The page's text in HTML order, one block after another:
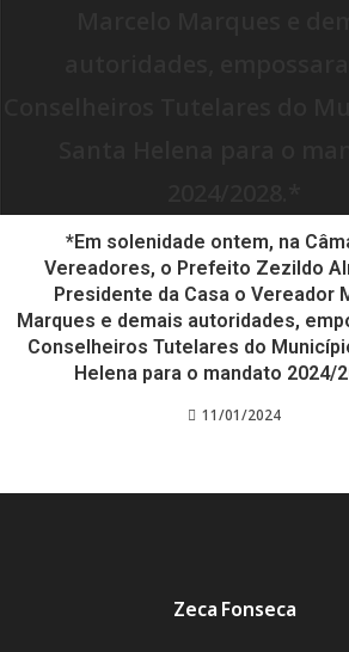
*Em solenidade ontem, na
Vereadores, o Prefeito Zezildo
Presidente da Casa o Vereador
Marques e demais autoridades,
Conselheiros Tutelares do
Helena para o mandato 2024/
11/01/2024
Zeca Fonseca